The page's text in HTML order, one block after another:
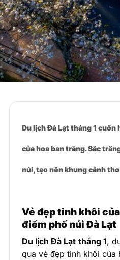
Du lịch Đà Lạt tháng 1
của hoa ban trắng. Sắc
núi, tạo nên khung cảnh
Vẻ đẹp tinh khôi
điểm phố núi Đà Lạt
Du lịch Đà Lạt tháng 1,
qua vẻ đẹp tinh khôi của